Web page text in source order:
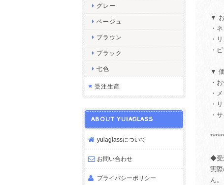
▼
・
・
・
▼
・
・
・
・
◆受
実
ん。
グレー
ベージュ
ブラウン
ブラック
七色
受注生産
ABOUT YUIAGLASS
yuiaglassについて
お問い合わせ
プライバシーポリシー